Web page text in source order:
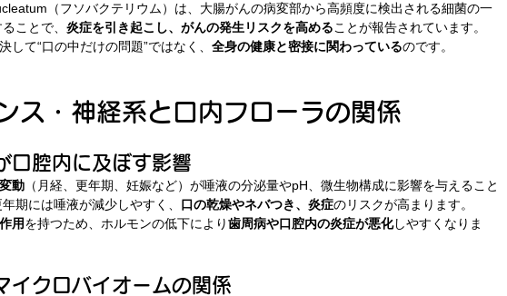
（フソバクテリウム）は、大腸がんの病変部から高頻度に検出される細菌の一
ことで、 炎症を引き起こし、がんの発生リスクを高めることが報告されています。
して“口の中だけの問題”ではなく、 全身の健康と密接に関わっているのです。
ス・神経系と口内フローラの関係
口腔内に及ぼす影響
動 （月経、更年期、妊娠など）が唾液の分泌量やpH、微生物構成に影響を与えること
期には唾液が減少しやすく、 口の乾燥やネバつき、炎症のリスクが高まります。
用を持つため、ホルモンの低下により歯周病や口腔内の炎症が悪化しやすくなりま
イクロバイオームの関係